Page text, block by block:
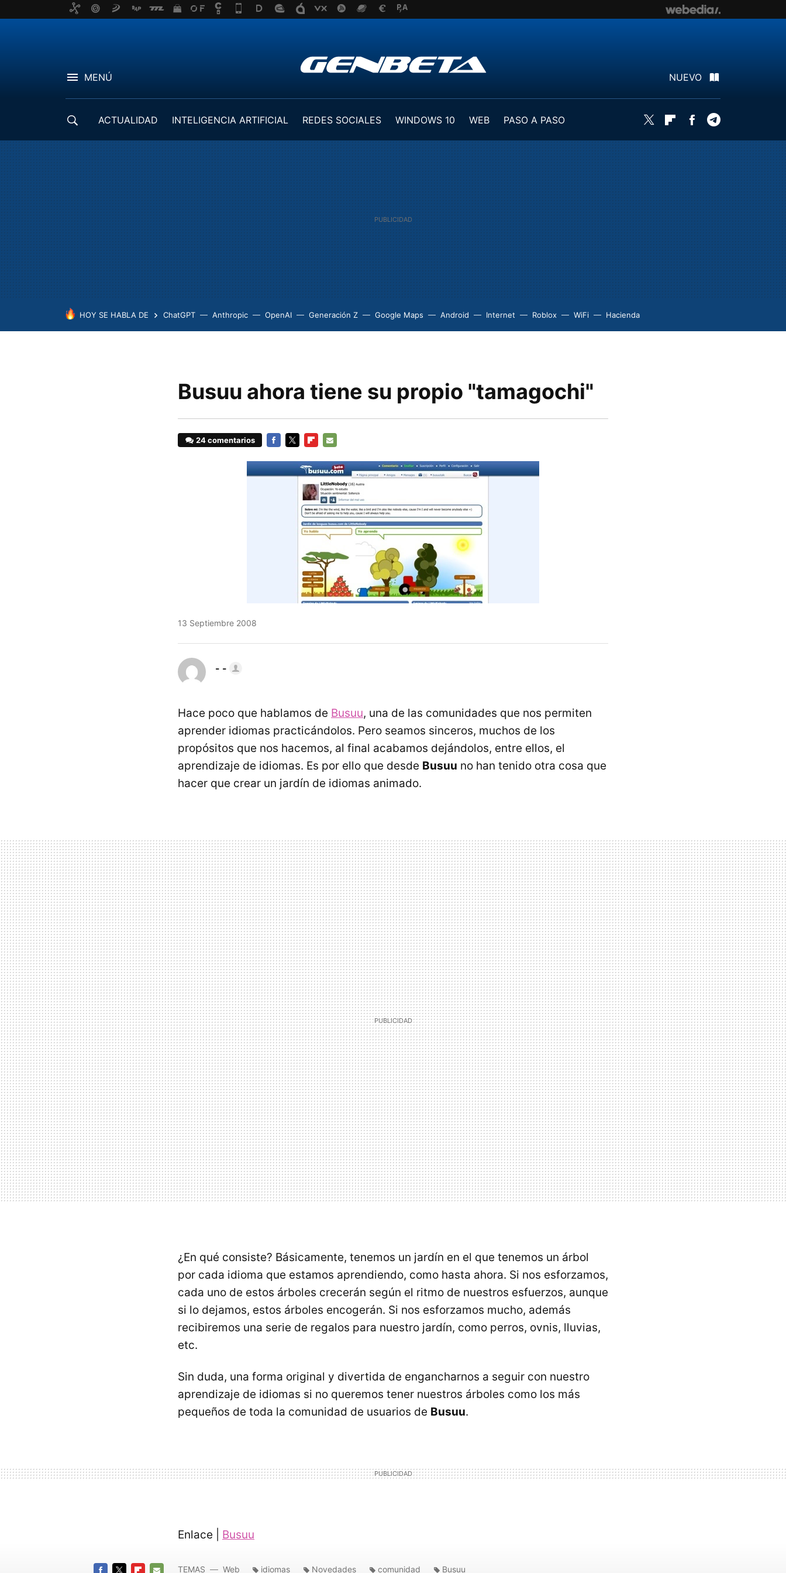
MENÚ NUEVO
ACTUALIDAD INTELIGENCIA ARTIFICIAL REDES SOCIALES WINDOWS 10 WEB
PASO A PASO
Twitter FlipboardFacebook
HOY SE HABLA DE ChatGPT Anthropic OpenAI Generación Z Google Maps Android Internet Roblox WiFi Hacienda
Busuu ahora tiene su propio "tamagochi"
24 comentarios
MAIL
13 Septiembre 2008
- -
Hace poco que hablamos de Busuu, una de las comunidades que nos permiten
aprender idiomas practicándolos. Pero seamos sinceros, muchos de los
propósitos que nos hacemos, al final acabamos dejándolos, entre ellos, el
aprendizaje de idiomas. Es por ello que desde Busuu no han tenido otra cosa que
hacer que crear un jardín de idiomas animado.
¿En qué consiste? Básicamente, tenemos un jardín en el que tenemos un árbol
por cada idioma que estamos aprendiendo, como hasta ahora. Si nos esforzamos,
cada uno de estos árboles crecerán según el ritmo de nuestros esfuerzos, aunque
si lo dejamos, estos árboles encogerán. Si nos esforzamos mucho, además
recibiremos una serie de regalos para nuestro jardín, como perros, ovnis, lluvias,
etc.
Sin duda, una forma original y divertida de engancharnos a seguir con nuestro
aprendizaje de idiomas si no queremos tener nuestros árboles como los más
pequeños de toda la comunidad de usuarios de Busuu.
Enlace | Busuu
TEMAS Web idiomas Novedades comunidad Busuu